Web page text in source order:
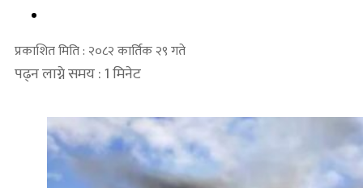
प्रकाशित मिति : २०८२ कार्तिक २९ गते
पढ्न लाग्ने समय : 1 मिनेट